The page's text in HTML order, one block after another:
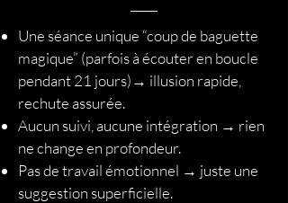
Une séance unique “coup de baguette
magique” (parfois à écouter en boucle
pendant 21 jours)→ illusion rapide,
rechute assurée.
Aucun suivi, aucune intégration → rien
ne change en profondeur.
Pas de travail émotionnel → juste une
suggestion superficielle.